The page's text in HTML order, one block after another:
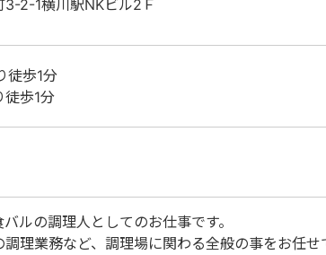
2-1横川駅NKビル2Ｆ
徒歩1分
徒歩1分
ルの調理人としてのお仕事です。
理業務など、調理場に関わる全般の事をお任せ